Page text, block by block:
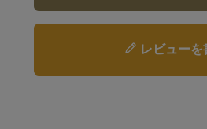
レビューを